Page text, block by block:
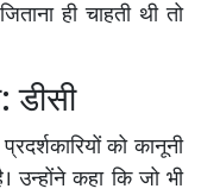
ही चाहती थी तो
डीसी
को कानूनी
कहा कि जो भी